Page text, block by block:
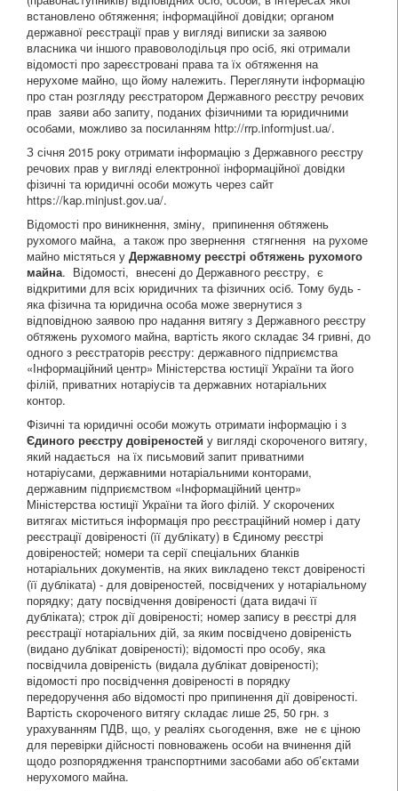
встановлено обтяження; інформаційної довідки; органом
державної реєстрації прав у вигляді виписки за заявою
власника чи іншого правоволодільця про осіб, які отримали
відомості про зареєстровані права та їх обтяження на
нерухоме майно, що йому належить. Переглянути інформацію
про стан розгляду реєстратором Державного реєстру речових
прав заяви або запиту, поданих фізичними та юридичними
особами, можливо за посиланням http://rrp.informjust.ua/.
З січня 2015 року отримати інформацію з Державного реєстру
речових прав у вигляді електронної інформаційної довідки
фізичні та юридичні особи можуть через сайт
https://kap.minjust.gov.ua/.
Відомості про виникнення, зміну, припинення обтяжень
рухомого майна, а також про звернення стягнення на рухоме
майно містяться у Державному реєстрі обтяжень рухомого
майна. Відомості, внесені до Державного реєстру, є
відкритими для всіх юридичних та фізичних осіб. Тому будь -
яка фізична та юридична особа може звернутися з
відповідною заявою про надання витягу з Державного реєстру
обтяжень рухомого майна, вартість якого складає 34 гривні, до
одного з реєстраторів реєстру: державного підприємства
«Інформаційний центр» Міністерства юстиції України та його
філій, приватних нотаріусів та державних нотаріальних
контор.
Фізичні та юридичні особи можуть отримати інформацію і з
Єдиного реєстру довіреностей у вигляді скороченого витягу,
який надається на їх письмовий запит приватними
нотаріусами, державними нотаріальними конторами,
державним підприємством «Інформаційний центр»
Міністерства юстиції України та його філій. У скорочених
витягах міститься інформація про реєстраційний номер і дату
реєстрації довіреності (її дублікату) в Єдиному реєстрі
довіреностей; номери та серії спеціальних бланків
нотаріальних документів, на яких викладено текст довіреності
(її дубліката) - для довіреностей, посвідчених у нотаріальному
порядку; дату посвідчення довіреності (дата видачі її
дубліката); строк дії довіреності; номер запису в реєстрі для
реєстрації нотаріальних дій, за яким посвідчено довіреність
(видано дублікат довіреності); відомості про особу, яка
посвідчила довіреність (видала дублікат довіреності);
відомості про посвідчення довіреності в порядку
передоручення або відомості про припинення дії довіреності.
Вартість скороченого витягу складає лише 25, 50 грн. з
урахуванням ПДВ, що, у реаліях сьогодення, вже не є ціною
для перевірки дійсності повноважень особи на вчинення дій
щодо розпорядження транспортними засобами або об’єктами
нерухомого майна.